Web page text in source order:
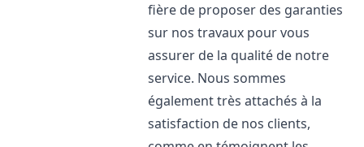
fière de proposer des garanties
sur nos travaux pour vous
assurer de la qualité de notre
service. Nous sommes
également très attachés à la
satisfaction de nos clients,